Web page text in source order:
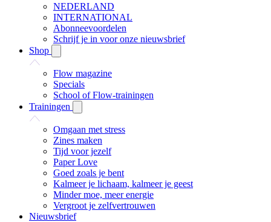
NEDERLAND
INTERNATIONAL
Abonneevoordelen
Schrijf je in voor onze nieuwsbrief
Shop
Flow magazine
Specials
School of Flow-trainingen
Trainingen
Omgaan met stress
Zines maken
Tijd voor jezelf
Paper Love
Goed zoals je bent
Kalmeer je lichaam, kalmeer je geest
Minder moe, meer energie
Vergroot je zelfvertrouwen
Nieuwsbrief